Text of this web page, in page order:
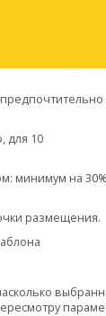
для 10
минимум на 30%
размещения.